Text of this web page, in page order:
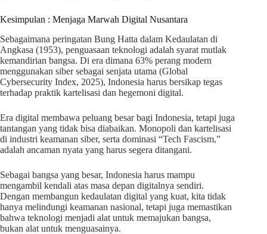
Kesimpulan : Menjaga Marwah Digital Nusantara
Sebagaimana peringatan Bung Hatta dalam Kedaulatan di
Angkasa (1953), penguasaan teknologi adalah syarat mutlak
kemandirian bangsa. Di era dimana 63% perang modern
menggunakan siber sebagai senjata utama (Global
Cybersecurity Index, 2025), Indonesia harus bersikap tegas
terhadap praktik kartelisasi dan hegemoni digital.
Era digital membawa peluang besar bagi Indonesia, tetapi juga
tantangan yang tidak bisa diabaikan. Monopoli dan kartelisasi
di industri keamanan siber, serta dominasi “Tech Fascism,”
adalah ancaman nyata yang harus segera ditangani.
Sebagai bangsa yang besar, Indonesia harus mampu
mengambil kendali atas masa depan digitalnya sendiri.
Dengan membangun kedaulatan digital yang kuat, kita tidak
hanya melindungi keamanan nasional, tetapi juga memastikan
bahwa teknologi menjadi alat untuk memajukan bangsa,
bukan alat untuk menguasainya.